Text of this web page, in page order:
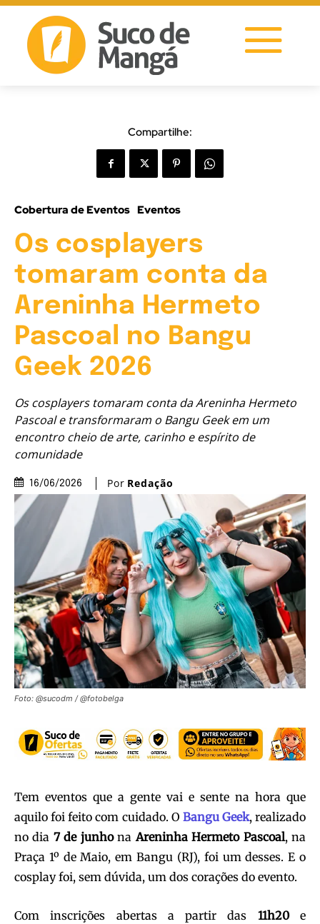
Compartilhe:
Cobertura de Eventos Eventos
Os cosplayers
tomaram conta da
Areninha Hermeto
Pascoal no Bangu
Geek 2026
Os cosplayers tomaram conta da Areninha Hermeto
Pascoal e transformaram o Bangu Geek em um
encontro cheio de arte, carinho e espírito de
comunidade
16/06/2026 Por Redação
Foto: @sucodm / @fotobelga
Tem eventos que a gente vai e sente na hora que
aquilo foi feito com cuidado. O Bangu Geek, realizado
no dia 7 de junhonaAreninha Hermeto Pascoal, na
Praça 1º de Maio, em Bangu (RJ), foi um desses. E o
cosplay foi, sem dúvida, um dos corações do evento.
Com inscrições abertas a partir das 11h20e